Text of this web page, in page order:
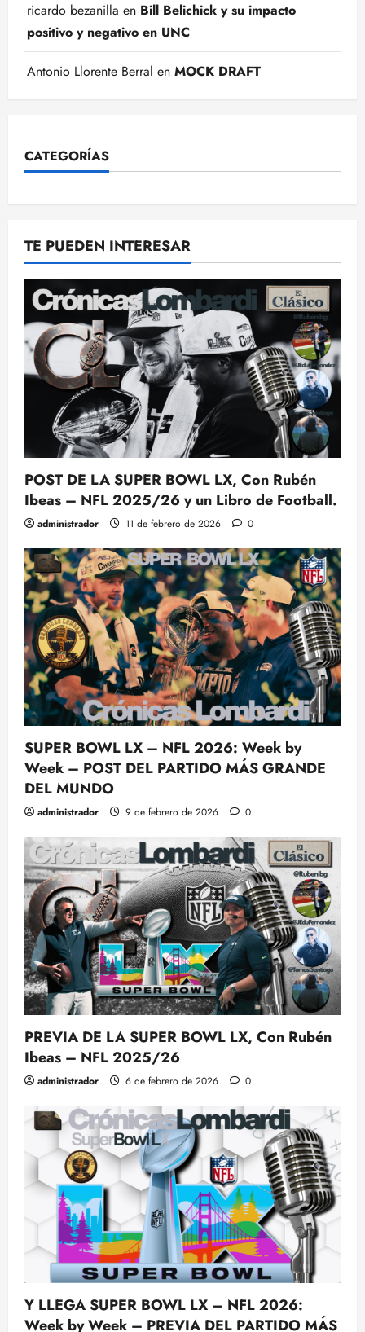
ricardo bezanilla en Bill Belichick y su impacto
positivo y negativo en UNC
Antonio Llorente Berral en MOCK DRAFT
CATEGORÍAS
TE PUEDEN INTERESAR
POST DE LA SUPER BOWL LX, Con Rubén
Ibeas – NFL 2025/26 y un Libro de Football.
administrador 11 de febrero de 2026 0
SUPER BOWL LX – NFL 2026: Week by
Week – POST DEL PARTIDO MÁS GRANDE
DEL MUNDO
administrador 9 de febrero de 2026 0
PREVIA DE LA SUPER BOWL LX, Con Rubén
Ibeas – NFL 2025/26
administrador 6 de febrero de 2026 0
Y LLEGA SUPER BOWL LX – NFL 2026:
Week by Week – PREVIA DEL PARTIDO MÁS